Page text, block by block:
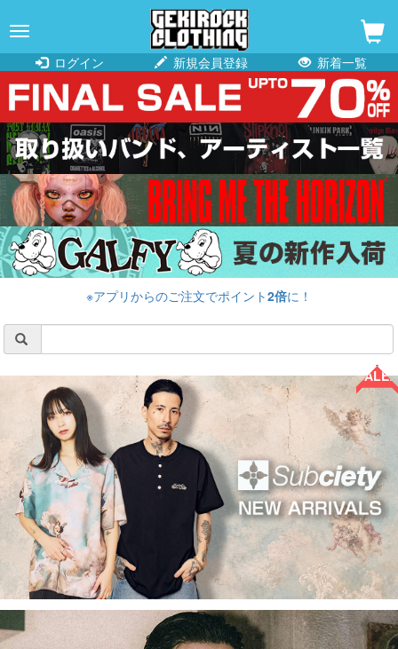
navigation
ログイン
新規会員登録 新着一覧
※アプリからのご注文でポイント2倍に！
SALE!!
SALE!!
SALE!!
SALE!!
SALE!!